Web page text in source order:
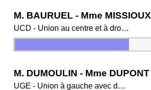
M. BAURUEL - Mme MISSIOUX
UCD - Union au centre et à droite
M. DUMOULIN - Mme DUPONT
UGE - Union à gauche avec des écologistes